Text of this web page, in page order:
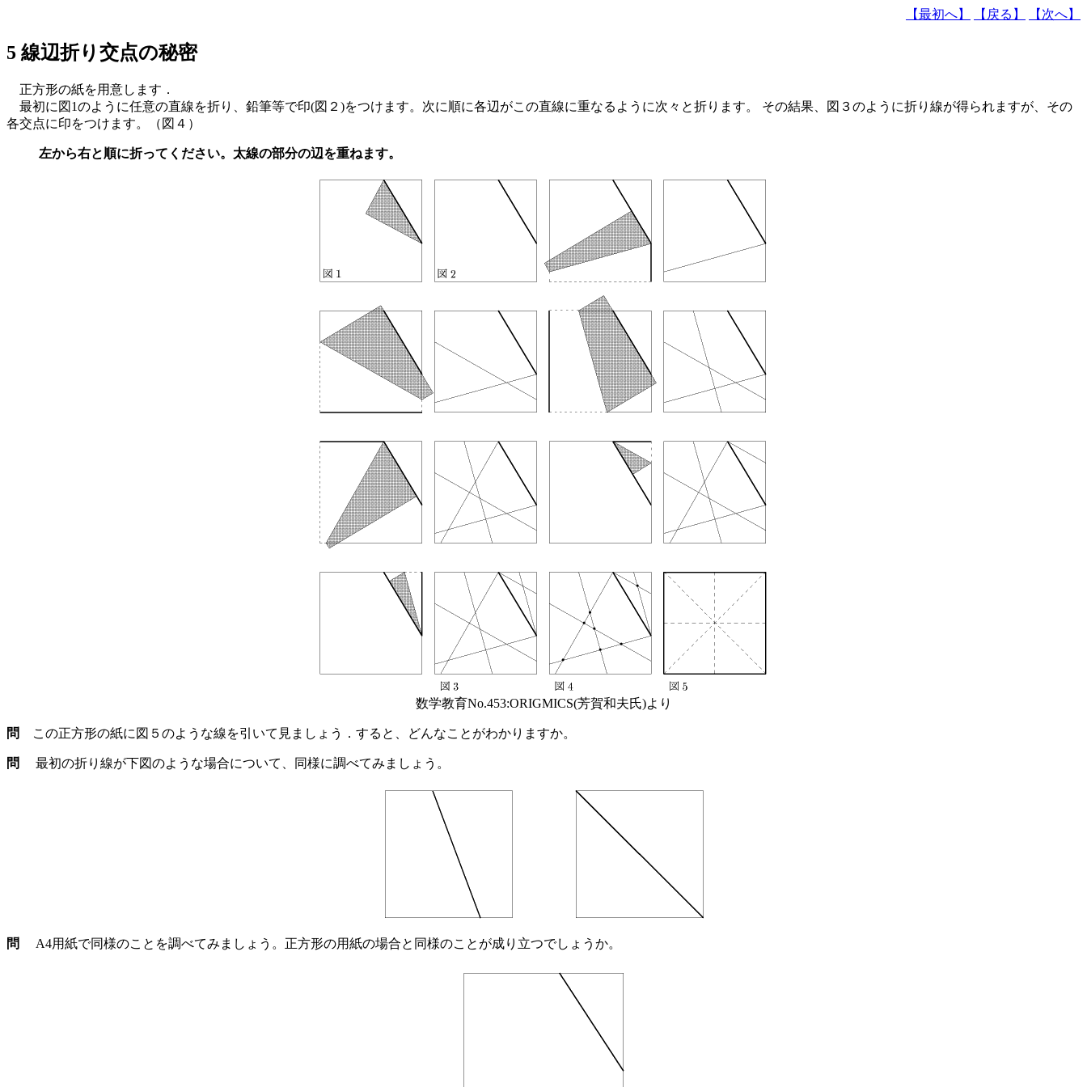
【最初へ】 【戻る】 【次へ】
5 線辺折り交点の秘密
正方形の紙を用意します．
最初に図1のように任意の直線を折り、鉛筆等で印(図２)をつけます。次に順に各辺がこの直線に重なるように次々と折ります。 その結果、図３のように折り線が得られますが、その
各交点に印をつけます。（図４）
左から右と順に折ってください。太線の部分の辺を重ねます。
数学教育No.453:ORIGMICS(芳賀和夫氏)より
問 この正方形の紙に図５のような線を引いて見ましょう．すると、どんなことがわかりますか。
問 最初の折り線が下図のような場合について、同様に調べてみましょう。
問 A4用紙で同様のことを調べてみましょう。正方形の用紙の場合と同様のことが成り立つでしょうか。